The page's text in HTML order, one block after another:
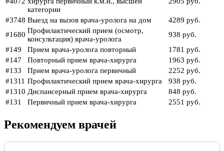
категории
#3748 Выезд на вызов врача-уролога на дом
4289 руб.
#1680 Профилактический прием (осмотр,
консультация) врача-уролога
938 руб.
#149
Прием врача-уролога повторный
1781 руб.
#147
Повторный прием врача-хирурга
1963 руб.
#133
Прием врача-уролога первичный
2252 руб.
#1311 Профилактический прием врача-хирурга
938 руб.
#1310 Диспансерный прием врача-хирурга
848 руб.
#131
Первичный прием врача-хирурга 2551 руб.
Рекомендуем врачей